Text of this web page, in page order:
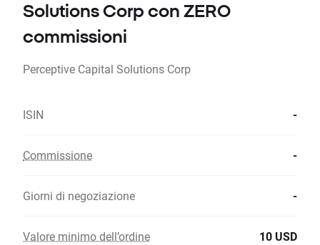
Solutions Corp con ZERO
commissioni
Perceptive Capital Solutions Corp
ISIN -
Commissione -
Giorni di negoziazione -
Valore minimo dell’ordine 10 USD